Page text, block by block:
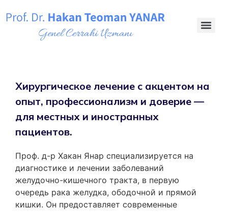
Хирургическое лечение с акцентом на
опыт, профессионализм и доверие —
для местных и иностранных
пациентов.
Проф. д-р Хакан Янар специализируется на
диагностике и лечении заболеваний
желудочно-кишечного тракта, в первую
очередь рака желудка, ободочной и прямой
кишки. Он предоставляет современные